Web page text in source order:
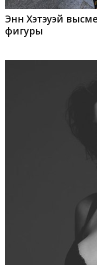
Энн Хэтэуэй
фигуры